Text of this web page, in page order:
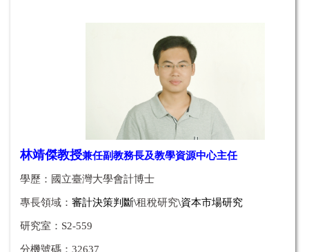
林靖傑教授兼任副教務長及教學資源中心主任
學歷：國立臺灣大學會計博士
專長領域： 審計決策判斷\租稅研究\資本市場研究
研究室：S2-559
分機號碼：32637